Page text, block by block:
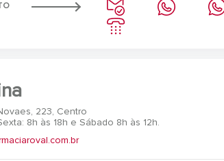
223, Centro
8h às 18h e Sábado 8h às 12h.